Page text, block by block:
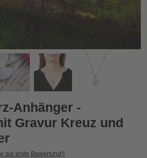
- Kreuzkette mit Gravur Kreuz und
Anhänger -
Gravur Kreuz und
die erste Bewertung!)